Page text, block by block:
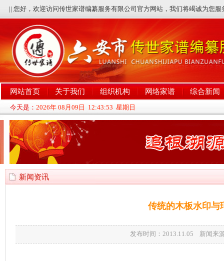
|| 您好，欢迎访问传世家谱编纂服务有限公司官方网站，我们将竭诚为您服
网站首页 关于我们 组织机构 网络家谱 综合新闻
今天是： 2026年 08月09日 12:43:54 星期日
新闻资讯
传统的木板水印与
发布时间：2013.11.05 新闻来